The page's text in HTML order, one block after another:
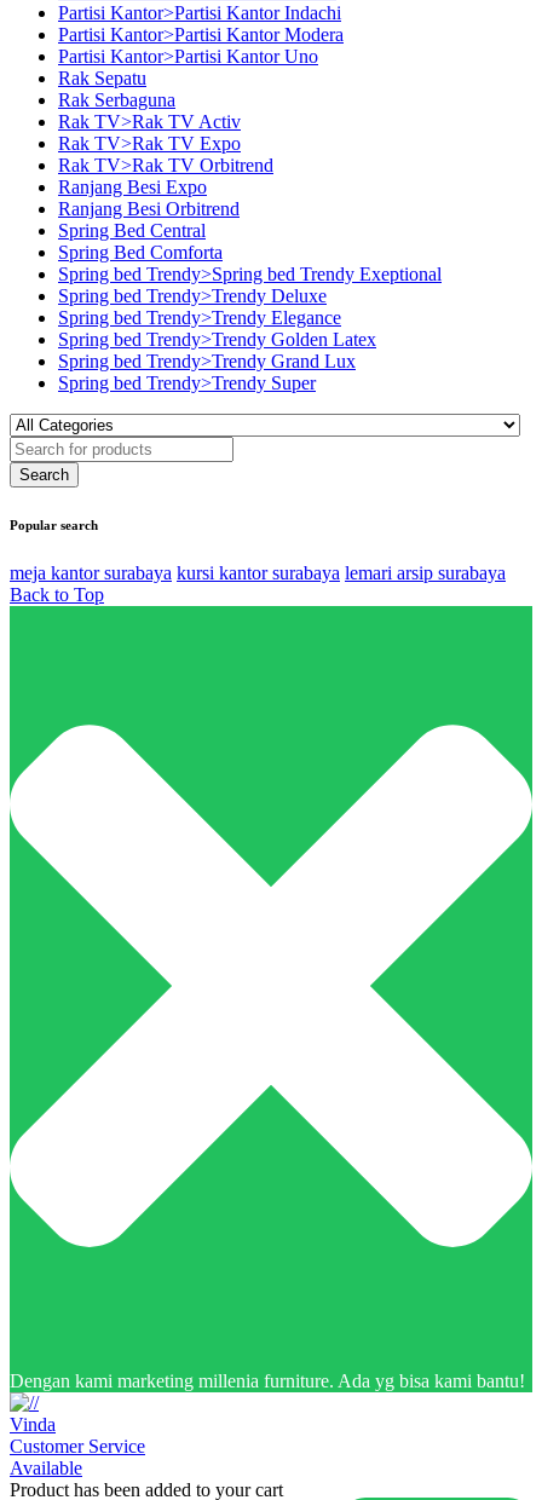
Partisi Kantor>Partisi Kantor Indachi
Partisi Kantor>Partisi Kantor Modera
Partisi Kantor>Partisi Kantor Uno
Rak Sepatu
Rak Serbaguna
Rak TV>Rak TV Activ
Rak TV>Rak TV Expo
Rak TV>Rak TV Orbitrend
Ranjang Besi Expo
Ranjang Besi Orbitrend
Spring Bed Central
Spring Bed Comforta
Spring bed Trendy>Spring bed Trendy Exeptional
Spring bed Trendy>Trendy Deluxe
Spring bed Trendy>Trendy Elegance
Spring bed Trendy>Trendy Golden Latex
Spring bed Trendy>Trendy Grand Lux
Spring bed Trendy>Trendy Super
Popular search
meja kantor surabaya kursi kantor surabaya lemari arsip surabaya
Back to Top
Dengan kami marketing millenia furniture. Ada yg bisa kami bantu!
Vinda
Customer Service
Available
Product has been added to your cart